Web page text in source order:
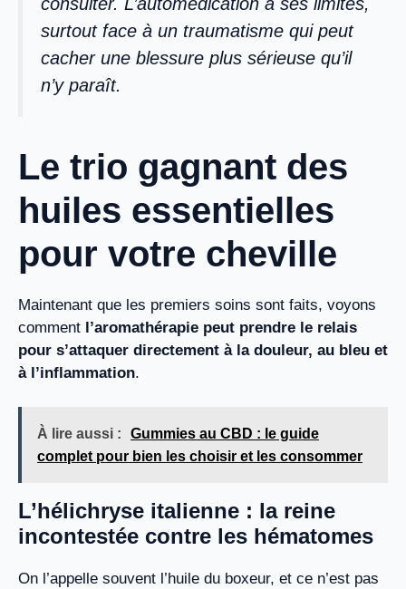
surtout face à un traumatisme qui peut
cacher une blessure plus sérieuse qu’il
n’y paraît.
Le trio gagnant des
huiles essentielles
pour votre cheville
Maintenant que les premiers soins sont faits, voyons
comment l’aromathérapie peut prendre le relais
pour s’attaquer directement à la douleur, au bleu et
à l’inflammation.
À lire aussi :
Gummies au CBD : le guide
complet pour bien les choisir et les consommer
L’hélichryse italienne : la reine
incontestée contre les hématomes
On l’appelle souvent l’huile du boxeur, et ce n’est pas